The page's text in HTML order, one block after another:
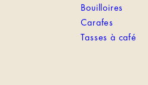
Bouilloires
Carafes
Tasses à café